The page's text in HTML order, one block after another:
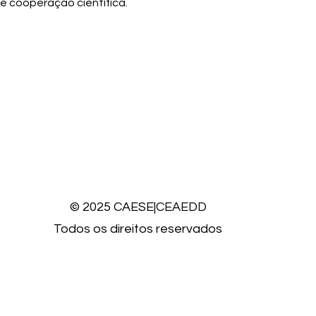
cooperação científica.
© 2025 CAESE|CEAEDD
Todos os direitos reservados